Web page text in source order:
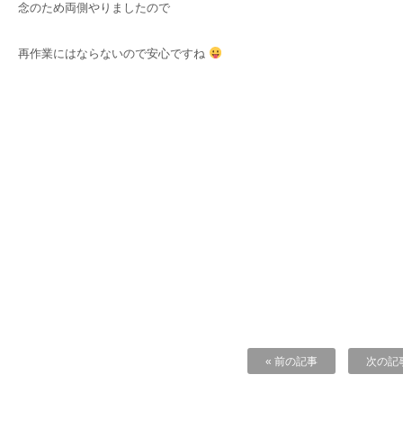
念のため両側やりましたので
再作業にはならないので安心ですね
« 前の記事 次の記